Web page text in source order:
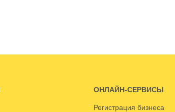
ОНЛАЙН-СЕРВИСЫ
Регистрация бизнеса